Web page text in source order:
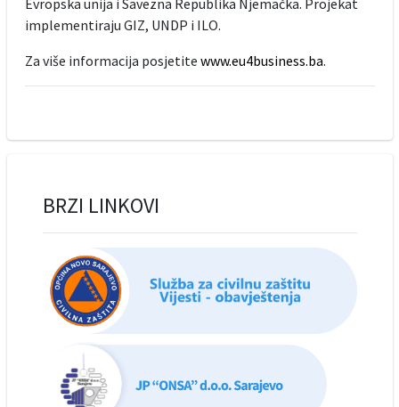
implementiraju GIZ, UNDP i ILO.
Za više informacija posjetite www.eu4business.ba.
BRZI LINKOVI